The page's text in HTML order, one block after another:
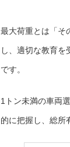
最大荷重とは「そ
し、適切な教育
です。
1トン未満の車両
的に把握し、総所